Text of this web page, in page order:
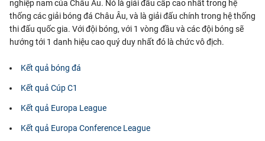
nghiệp nam của Châu Âu. Nó là giải đấu cấp cao nhất trong hệ
thống các giải bóng đá Châu Âu, và là giải đấu chính trong hệ thống
thi đấu quốc gia. Với đội bóng, với 1 vòng đầu và các đội bóng sẽ
hướng tới 1 danh hiệu cao quý duy nhất đó là chức vô địch.
Kết quả bóng đá
Kết quả Cúp C1
Kết quả Europa League
Kết quả Europa Conference League